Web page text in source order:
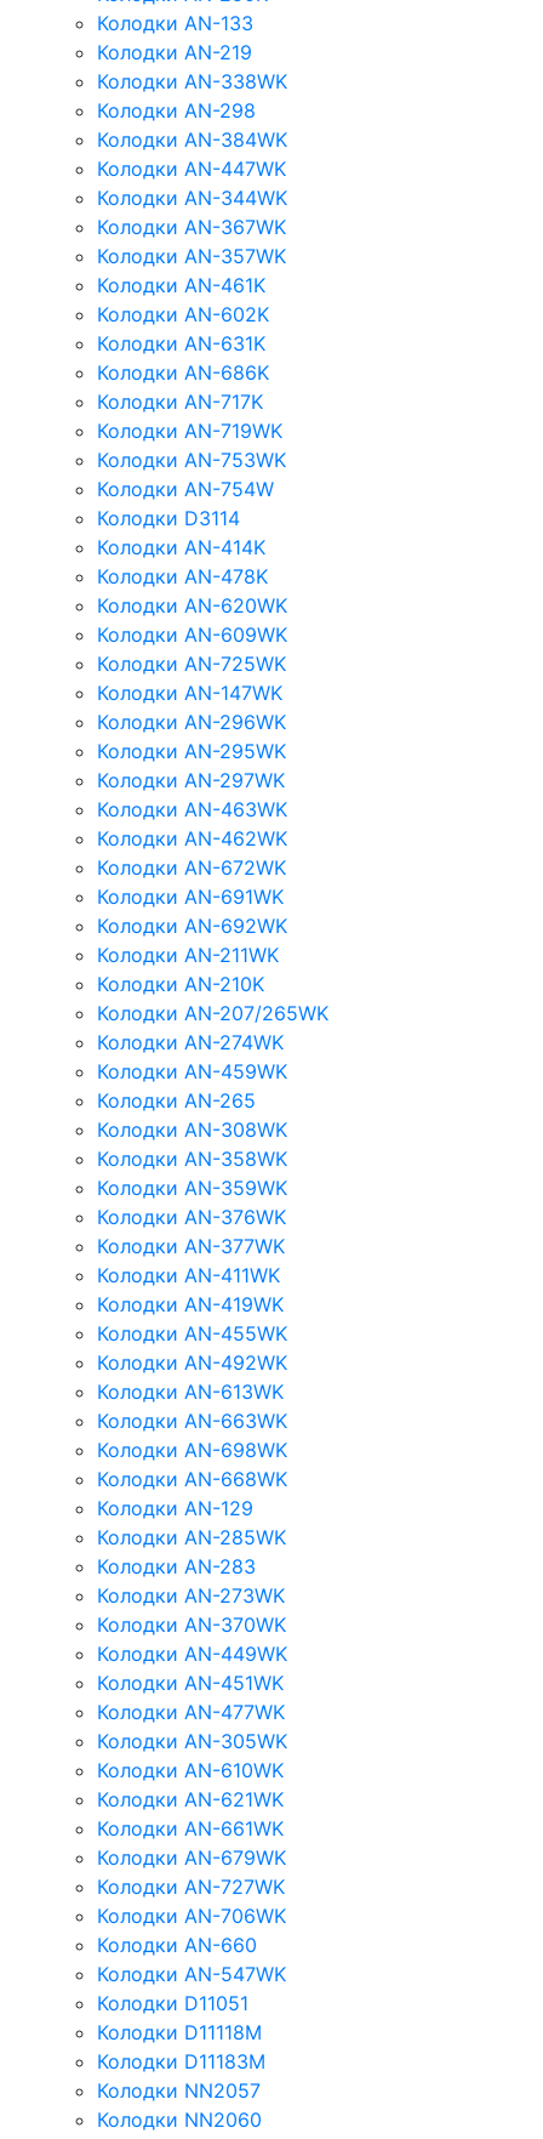
Колодки AN-133
Колодки AN-219
Колодки AN-338WK
Колодки AN-298
Колодки AN-384WK
Колодки AN-447WK
Колодки AN-344WK
Колодки AN-367WK
Колодки AN-357WK
Колодки AN-461K
Колодки AN-602K
Колодки AN-631K
Колодки AN-686K
Колодки AN-717K
Колодки AN-719WK
Колодки AN-753WK
Колодки AN-754W
Колодки D3114
Колодки AN-414K
Колодки AN-478K
Колодки AN-620WK
Колодки AN-609WK
Колодки AN-725WK
Колодки AN-147WK
Колодки AN-296WK
Колодки AN-295WK
Колодки AN-297WK
Колодки AN-463WK
Колодки AN-462WK
Колодки AN-672WK
Колодки AN-691WK
Колодки AN-692WK
Колодки AN-211WK
Колодки AN-210K
Колодки AN-207/265WK
Колодки AN-274WK
Колодки AN-459WK
Колодки AN-265
Колодки AN-308WK
Колодки AN-358WK
Колодки AN-359WK
Колодки AN-376WK
Колодки AN-377WK
Колодки AN-411WK
Колодки AN-419WK
Колодки AN-455WK
Колодки AN-492WK
Колодки AN-613WK
Колодки AN-663WK
Колодки AN-698WK
Колодки AN-668WK
Колодки AN-129
Колодки AN-285WK
Колодки AN-283
Колодки AN-273WK
Колодки AN-370WK
Колодки AN-449WK
Колодки AN-451WK
Колодки AN-477WK
Колодки AN-305WK
Колодки AN-610WK
Колодки AN-621WK
Колодки AN-661WK
Колодки AN-679WK
Колодки AN-727WK
Колодки AN-706WK
Колодки AN-660
Колодки AN-547WK
Колодки D11051
Колодки D11118M
Колодки D11183M
Колодки NN2057
Колодки NN2060